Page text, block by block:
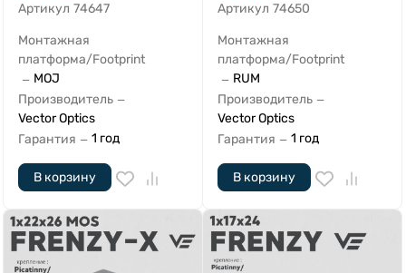
Артикул 74647
Монтажная
платформа/Footprint
— MOJ
Производитель —
Vector Optics
Гарантия — 1 год
В корзину
Артикул 74650
Монтажная
платформа/Footprint
— RUM
Производитель —
Vector Optics
Гарантия — 1 год
В корзину